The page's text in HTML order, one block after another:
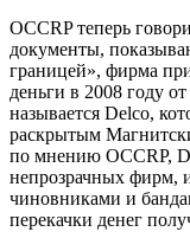
OCCRP теперь
документы,
границей», фирма
деньги в 2008 году
называется Delco,
раскрытым
по мнению OCCRP,
непрозрачных фирм,
чиновниками и
перекачки денег